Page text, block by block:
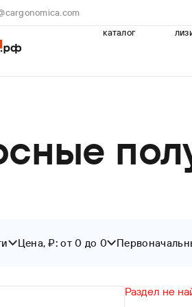
каталог
Цена, ₽: от 0 до 0
Раздел не